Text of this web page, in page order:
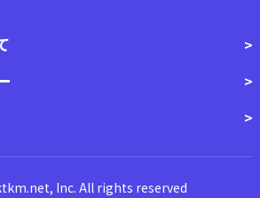
Inc. All rights reserved